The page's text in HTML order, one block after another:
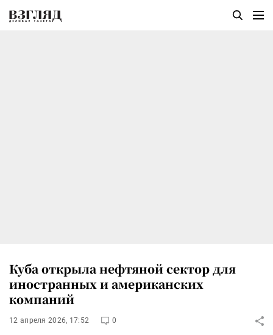
Куба открыла нефтяной сектор для
иностранных и американских
компаний
12 апреля 2026, 17:52 0